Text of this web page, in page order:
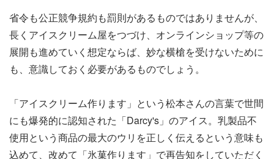
省令も公正競争規約も罰則があるものではありませんが、
長くアイスクリーム屋をつづけ、オンラインショップ等の
展開も進めていく想定ならば、妙な横槍を受けないために
も、意識しておく必要があるものでしょう。
「アイスクリーム作ります」という松本さんの言葉で世間
にも爆発的に認知された「Darcy's」のアイス。乳製品不
使用という商品の最大のウリを正しく伝えるという意味も
込めて、改めて「氷菓作ります」で再告知をしていただく